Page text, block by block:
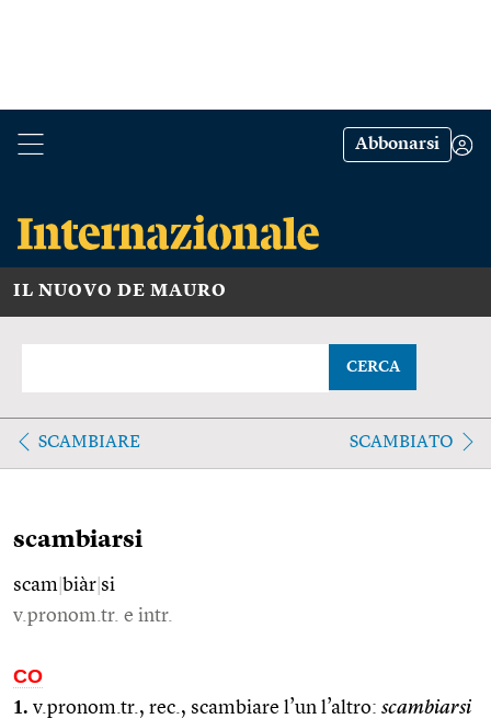
Abbonarsi
IL NUOVO DE MAURO
CERCA
SCAMBIARE SCAMBIATO
scambiarsi
scam biàr si
v.pronom.tr. e intr.
CO
1. v.pronom.tr., rec., scambiare l’un l’altro: scambiarsi